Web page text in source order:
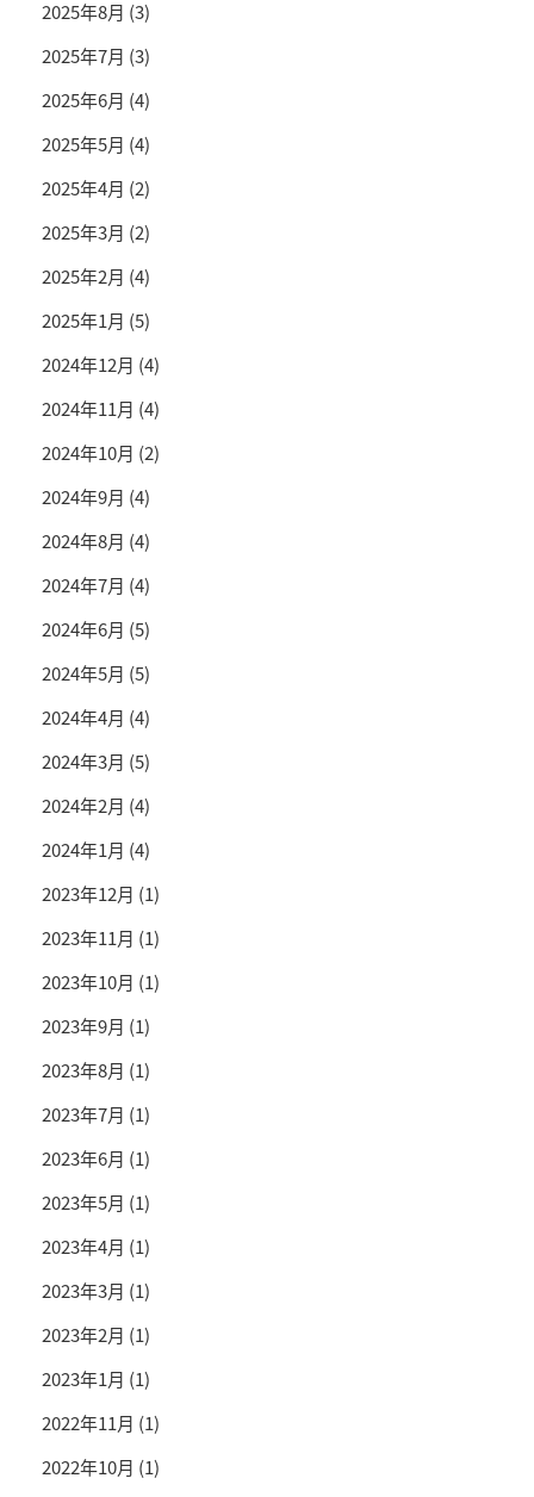
2025年8月 (3)
2025年7月 (3)
2025年6月 (4)
2025年5月 (4)
2025年4月 (2)
2025年3月 (2)
2025年2月 (4)
2025年1月 (5)
2024年12月 (4)
2024年11月 (4)
2024年10月 (2)
2024年9月 (4)
2024年8月 (4)
2024年7月 (4)
2024年6月 (5)
2024年5月 (5)
2024年4月 (4)
2024年3月 (5)
2024年2月 (4)
2024年1月 (4)
2023年12月 (1)
2023年11月 (1)
2023年10月 (1)
2023年9月 (1)
2023年8月 (1)
2023年7月 (1)
2023年6月 (1)
2023年5月 (1)
2023年4月 (1)
2023年3月 (1)
2023年2月 (1)
2023年1月 (1)
2022年11月 (1)
2022年10月 (1)